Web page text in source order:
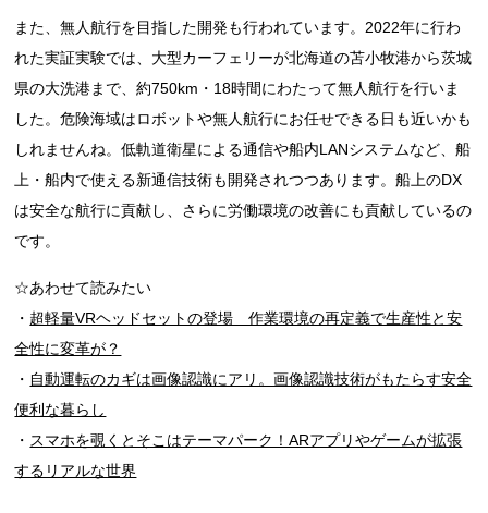
また、無人航行を目指した開発も行われています。2022年に行わ
れた実証実験では、大型カーフェリーが北海道の苫小牧港から茨城
県の大洗港まで、約750km・18時間にわたって無人航行を行いま
した。危険海域はロボットや無人航行にお任せできる日も近いかも
しれませんね。低軌道衛星による通信や船内LANシステムなど、船
上・船内で使える新通信技術も開発されつつあります。船上のDX
は安全な航行に貢献し、さらに労働環境の改善にも貢献しているの
です。
☆あわせて読みたい
・ 超軽量VRヘッドセットの登場 作業環境の再定義で生産性と安
全性に変革が？
・ 自動運転のカギは画像認識にアリ。画像認識技術がもたらす安全
便利な暮らし
・ スマホを覗くとそこはテーマパーク！ARアプリやゲームが拡張
するリアルな世界